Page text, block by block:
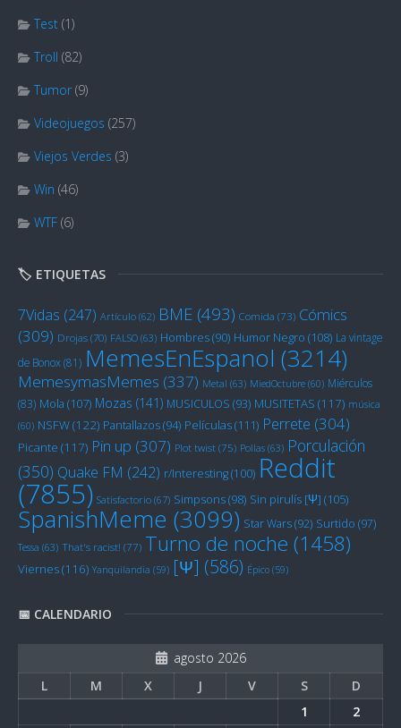
Test (1)
Troll (82)
Tumor (9)
Videojuegos (257)
Viejos Verdes (3)
Win (46)
WTF (6)
🏷️ ETIQUETAS
7Vidas (247) Artículo (62) BME (493) Comida (73) Cómics
(309) Drojas (70) FALSO (63) Hombres(90) Humor Negro (108) La vintage
de Bonox(81) MemesEnEspanol (3214)
MemesymasMemes (337) Metal (63) MiedOctubre (60) Miérculos
(83) Mola (107) Mozas (141) MUSICULOS (93) MUSITETAS (117) música
(60) NSFW(122) Pantallazos(94) Películas(111) Perrete (304)
Picante (117) Pin up (307) Plot twist (75) Pollas (63) Porculación
(350) Quake FM (242) r/Interesting(100) Reddit
(7855) Satisfactorio (67) Simpsons(98) Sin pirulís [Ψ] (105)
SpanishMeme (3099) Star Wars(92) Surtido (97)
Tessa (63) That's racist! (77) Turno de noche (1458)
Viernes(116) Yanquilandia (59) [Ψ] (586) Épico (59)
📅 CALENDARIO
agosto 2026
L
M X J V S
D
1
2